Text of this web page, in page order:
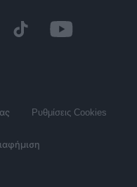
Ρυθμίσεις Cookies